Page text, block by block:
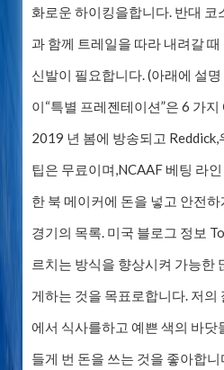
화로운 하이킹을합니다. 반대 코
과 함께 트레일을 따라 내려갈
신발이 필요합니다. (아래에 설
이“특별 프레젠테이션”은 6 가
2019 년 봄에 방송되고
팁은 무료이며,NCAAF 베팅 라
한 북 메이커에 돈을 넣고 안전
경기의 목록. 미국 블로그 정보
르치는 방식을 향상시켜 가능한
게하는 것을 목표로합니다. 저의
에서 식사를하고 예쁜 색의 바닷
들게 번 돈을 쓰는 것을 좋아합